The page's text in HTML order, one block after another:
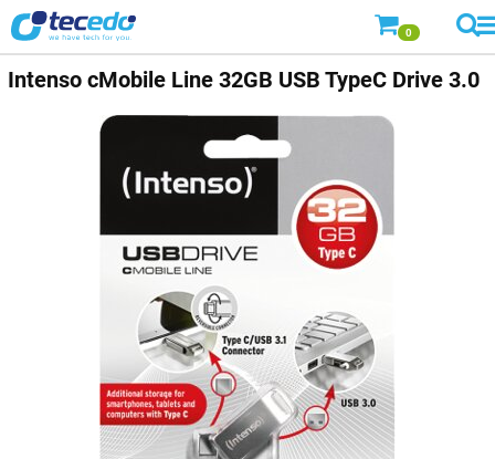
0
Intenso cMobile Line 32GB USB TypeC Drive 3.0